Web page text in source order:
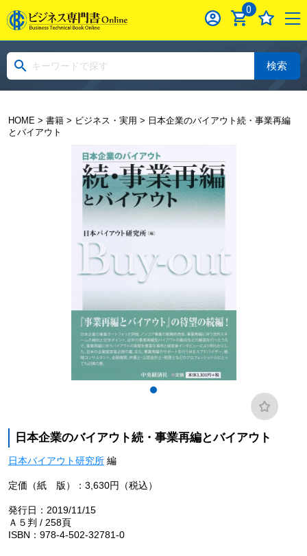
0
検索
HOME> 書籍> ビジネス・実用 > 日本企業のバイアウト続・事業再編
とバイアウト
日本企業のバイアウト続・事業再編とバイアウト
日本バイアウト研究所編
定価（紙 版）：3,630円（税込）
発行日：2019/11/15
Ａ５判 / 258頁
ISBN：978-4-502-32781-0